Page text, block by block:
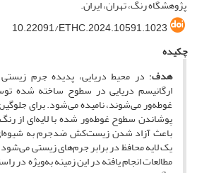
پژوهشگاه رنگ، تهران، ایران.
10.22091/ETHC.2024.10591.1023
چکیده
هدف: در محیط دریایی، پدیده جرم
ارگانیسم دریایی در سطوح ساخته شده
غوطه‌ور می‌شوند، نامیده می‌شود. برای
پوشاندن سطوح غوطه‌ور شده با لایه‌ای از
باعث آزاد شدن زیست‌کش ضدجرم به
یک لایه محافظ در برابر جرم‌های زیستی
مطالعات انجام یافته در این زمینه به‌ویژه در